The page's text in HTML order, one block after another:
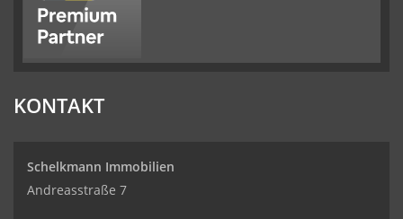
KONTAKT
Schelkmann Immobilien
Andreasstraße 7